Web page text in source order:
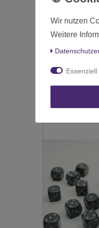
Inhalt
Das
Wir nutzen
Weitere
Essenziell